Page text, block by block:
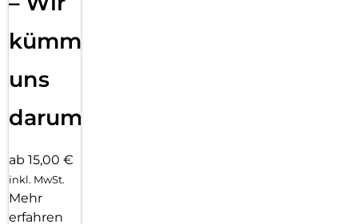
kümmern
uns
darum!
ab 15,00 €
inkl. MwSt.
Mehr
erfahren